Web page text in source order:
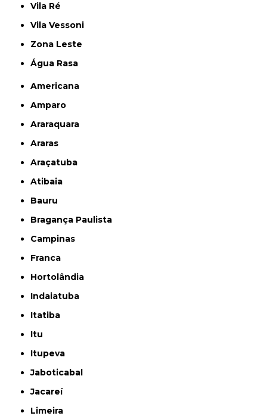
Vila Ré
Vila Vessoni
Zona Leste
Água Rasa
Americana
Amparo
Araraquara
Araras
Araçatuba
Atibaia
Bauru
Bragança Paulista
Campinas
Franca
Hortolândia
Indaiatuba
Itatiba
Itu
Itupeva
Jaboticabal
Jacareí
Limeira